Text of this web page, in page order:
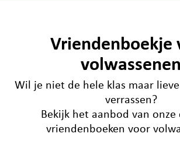
Vriendenboekje
volwassenen
Wil je niet de hele klas maar
verrassen?
Bekijk het aanbod van onze
vriendenboeken voor